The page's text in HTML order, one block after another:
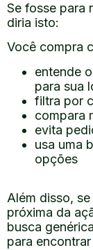
Se fosse para
diria isto:
Você compra
entende
para sua
filtra por
compara
evita
usa uma
opções
Além disso,
próxima da
busca
para